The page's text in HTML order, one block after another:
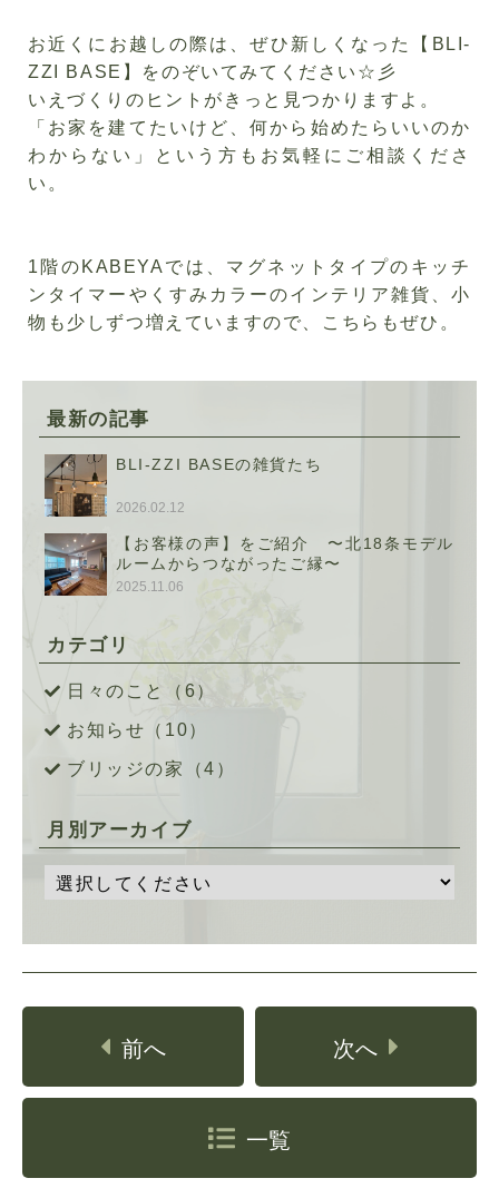
お近くにお越しの際は、ぜひ新しくなった【 BLI-
ZZI BASE 】をのぞいてみてください☆彡
いえづくりのヒントがきっと見つかりますよ。
「お家を建てたいけど、何から始めたらいいのか
わからない」という方もお気軽にご相談くださ
い。
1階の KABEYA では、マグネットタイプのキッチ
ンタイマーやくすみカラーのインテリア雑貨、小
物も少しずつ増えていますので、こちらもぜひ。
最新の記事
BLI-ZZI BASEの雑貨たち
2026.02.12
【お客様の声】をご紹介 〜北18条モデル
ルームからつながったご縁〜
2025.11.06
カテゴリ
日々のこと（6）
お知らせ（10）
ブリッジの家（4）
月別アーカイブ
前へ 次へ
一覧